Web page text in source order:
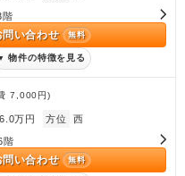
問い合わせ 無料
物件の特徴を見る
7,000円)
6.0万円 方位 西
階
問い合わせ 無料